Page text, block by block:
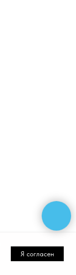
Я согласен